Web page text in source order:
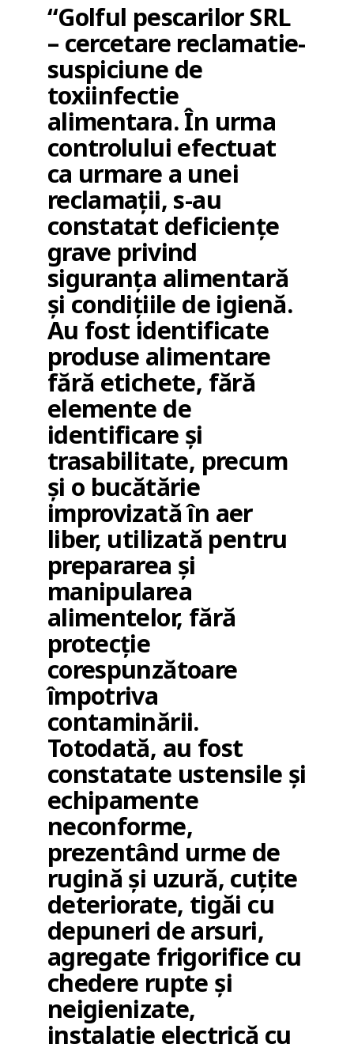
“Golful pescarilor SRL
– cercetare reclamatie-
suspiciune de
toxiinfectie
alimentara. În urma
controlului efectuat
ca urmare a unei
reclamații, s-au
constatat deficiențe
grave privind
siguranța alimentară
și condițiile de igienă.
Au fost identificate
produse alimentare
fără etichete, fără
elemente de
identificare și
trasabilitate, precum
și o bucătărie
improvizată în aer
liber, utilizată pentru
prepararea și
manipularea
alimentelor, fără
protecție
corespunzătoare
împotriva
contaminării.
Totodată, au fost
constatate ustensile și
echipamente
neconforme,
prezentând urme de
rugină și uzură, cuțite
deteriorate, tigăi cu
depuneri de arsuri,
agregate frigorifice cu
chedere rupte și
neigienizate,
instalație electrică cu